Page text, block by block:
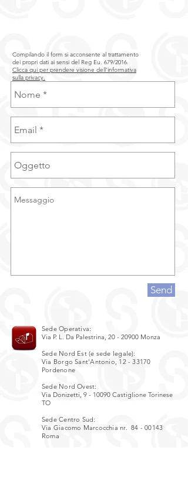
Compilando il form si acconsente al trattamento
dei propri dati ai sensi del Reg Eu. 679/2016.
Clicca qui per prendere visione dell'informativa
sulla privacy.
Send
Sede Operativa:
Via P. L. Da Palestrina, 20 - 20900 Monza
Sede Nord Est (e sede legale):
Via Borgo Sant'Antonio, 12 - 33170
Pordenone
Sede Nord Ovest:
Via Donizetti, 9 - 10090 Castiglione Torinese
TO
Sede Centro Sud:
Via Giacomo Marcocchia nr.84 - 00143
Roma